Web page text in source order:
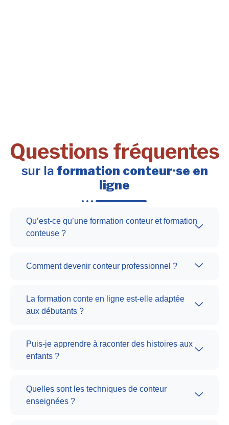
Questions fréquentes
sur la formation conteur·se en
ligne
Qu’est-ce qu’une formation conteur et formation
conteuse ?
Comment devenir conteur professionnel ?
La formation conte en ligne est-elle adaptée
aux débutants ?
Puis-je apprendre à raconter des histoires aux
enfants ?
Quelles sont les techniques de conteur
enseignées ?